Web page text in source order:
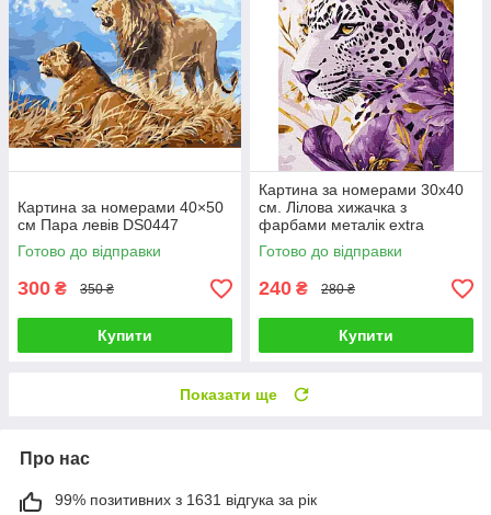
Картина за номерами 40×50
см Пара левів DS0447
Готово до відправки
300 ₴ 350 ₴
Купити
Картина за номерами 30х40
см. Лілова хижачка з
фарбами металік extra
Ідейка. KHO6728
Готово до відправки
240 ₴ 280 ₴
Купити
Показати ще
Про нас
99% позитивних з 1631 відгука за рік